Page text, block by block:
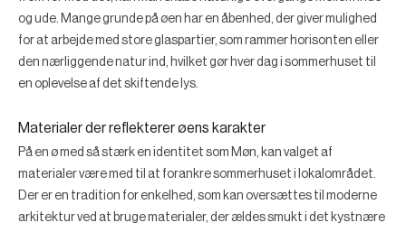
og ude. Mange grunde på øen har en åbenhed, der giver mulighed
for at arbejde med store glaspartier, som rammer horisonten eller
den nærliggende natur ind, hvilket gør hver dag i sommerhuset til
en oplevelse af det skiftende lys.
Materialer der reflekterer øens karakter
På en ø med så stærk en identitet som Møn, kan valget af
materialer være med til at forankre sommerhuset i lokalområdet.
Der er en tradition for enkelhed, som kan oversættes til moderne
arkitektur ved at bruge materialer, der ældes smukt i det kystnære